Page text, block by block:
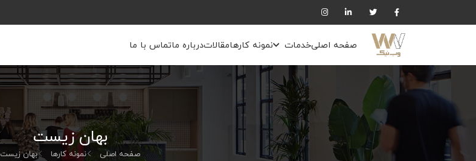
صفحه اصلیخدمات نمونه کارهامقالاتدرباره ماتماس با ما
بهان زیست
صفحه اصلی نمونه کارها بهان زیست